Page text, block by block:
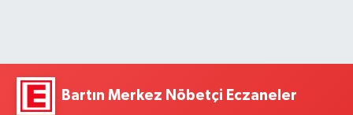
Bartın Merkez Nöbetçi Eczaneler